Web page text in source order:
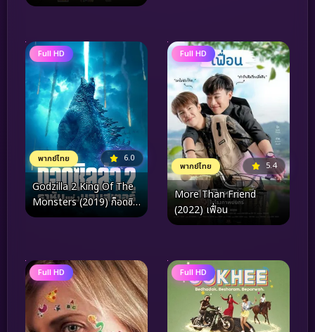
Full HD
พากย์ไทย 6.0
Godzilla 2 King Of The
Monsters (2019) ก็อดซิล
ล่า 2 ราชันแห่งมอนสเตอร์
Full HD
พากย์ไทย 5.4
More Than Friend
(2022) เฟื่อน
Full HD Full HD